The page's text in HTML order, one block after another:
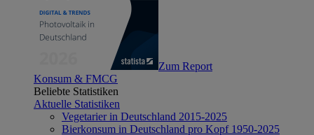
Zum Report
Konsum & FMCG
Beliebte Statistiken
Aktuelle Statistiken
Vegetarier in Deutschland 2015-2025
Bierkonsum in Deutschland pro Kopf 1950-2025